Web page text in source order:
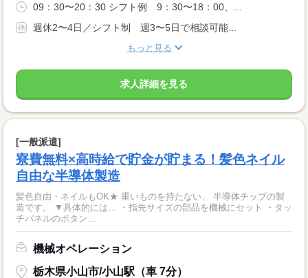
09：30〜20：30 シフト例 9：30〜18：00、...
週休2〜4日／シフト制 週3〜5日で相談可能...
もっと見る
求人詳細を見る
[一般派遣]
寮費無料×高時給で貯金が貯まる！髪色ネイル
自由な半導体製造
髪色自由・ネイルもOK★ 重いものを持たない、 半導体チップの製
造です。 ▼具体的には… ・指先サイズの部品を機械にセット ・タッ
チパネルのボタン...
機械オペレーション
栃木県小山市/小山駅（車 7分）